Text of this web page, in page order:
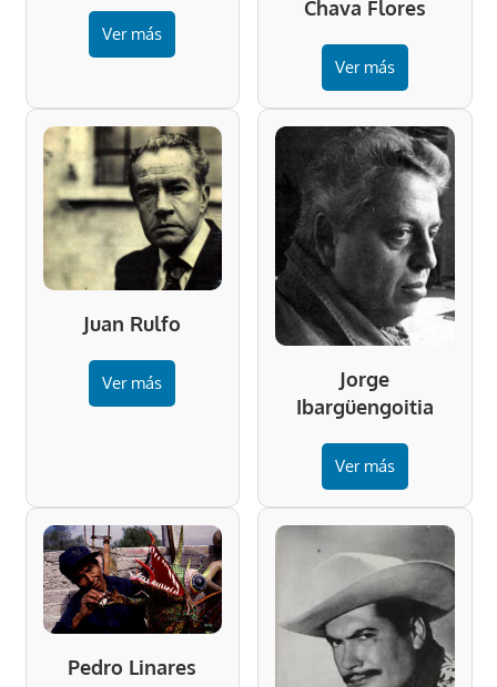
Ver más
Chava Flores
Ver más
Juan Rulfo
Ver más
Jorge
Ibargüengoitia
Ver más
Pedro Linares